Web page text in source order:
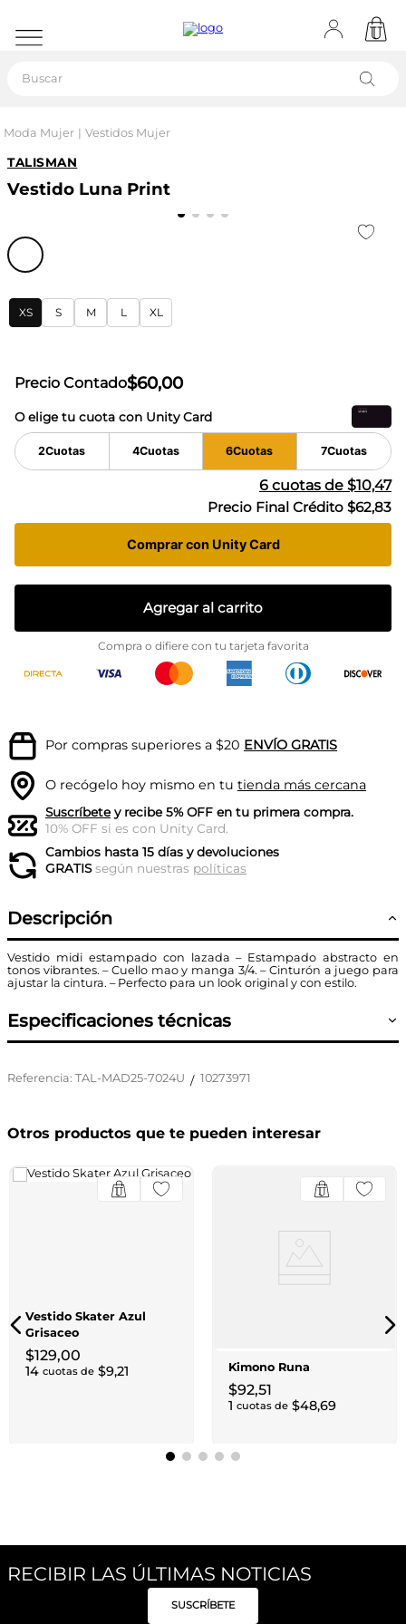
Moda Mujer Vestidos Mujer
TALISMAN
Vestido Luna Print
XS S M L XL
Precio Contado$60,00
O elige tu cuota con Unity Card
2Cuotas 4Cuotas 6Cuotas 7Cuotas
6 cuotas de $10,47
Precio Final Crédito $62,83
Comprar con Unity Card
Agregar al carrito
Compra o difiere con tu tarjeta favorita
Por compras superiores a $20 ENVÍO GRATIS
O recógelo hoy mismo en tu tienda más cercana
Suscríbetey recibe 5% OFF en tu primera compra.
10% OFF si es con Unity Card.
Cambios hasta 15 días y devoluciones
GRATISsegún nuestras políticas
Descripción
Vestido midi estampado con lazada – Estampado abstracto en
tonos vibrantes. – Cuello mao y manga 3/4. – Cinturón a juego para
ajustar la cintura. – Perfecto para un look original y con estilo.
Especificaciones técnicas
Referencia: TAL-MAD25-7024U / 10273971
Otros productos que te pueden interesar
Vestido Skater Azul
Grisaceo
$129,00
14 cuotas de $9,21 Kimono Runa
$92,51
1 cuotas de $48,69
RECIBIR LAS ÚLTIMAS NOTICIAS
SUSCRÍBETE